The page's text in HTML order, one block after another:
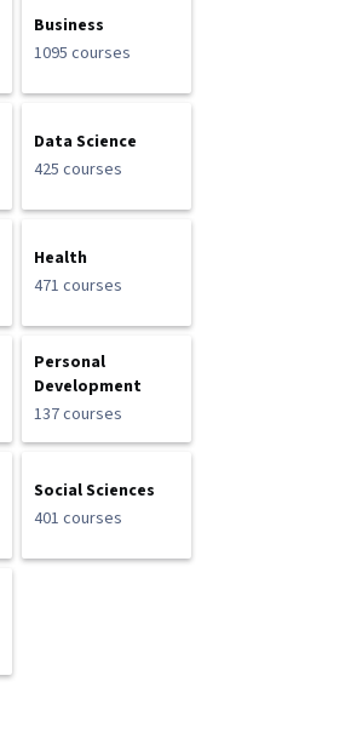
Business
1095 courses
Data Science
425 courses
Health
471 courses
Personal
Development
137 courses
Social Sciences
401 courses